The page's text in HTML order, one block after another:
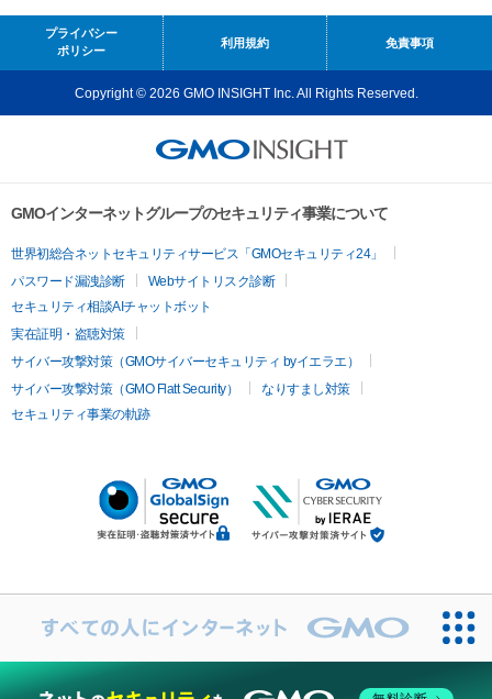
プライバシー
ポリシー
利用規約 免責事項
Copyright © 2026 GMO INSIGHT Inc. All Rights Reserved.
GMOインターネットグループのセキュリティ事業について
世界初総合ネットセキュリティサービス「GMOセキュリティ24」
パスワード漏洩診断
Webサイトリスク診断
セキュリティ相談AIチャットボット
実在証明・盗聴対策
サイバー攻撃対策（GMOサイバーセキュリティ byイエラエ）
サイバー攻撃対策（GMO Flatt Security）
なりすまし対策
セキュリティ事業の軌跡